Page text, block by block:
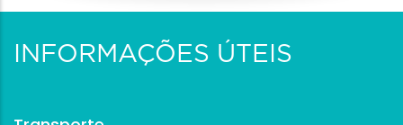
INFORMAÇÕES ÚTEIS